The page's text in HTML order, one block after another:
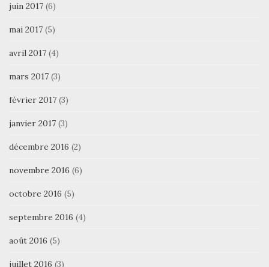
juin 2017 (6)
mai 2017 (5)
avril 2017 (4)
mars 2017 (3)
février 2017 (3)
janvier 2017 (3)
décembre 2016 (2)
novembre 2016 (6)
octobre 2016 (5)
septembre 2016 (4)
août 2016 (5)
juillet 2016 (3)